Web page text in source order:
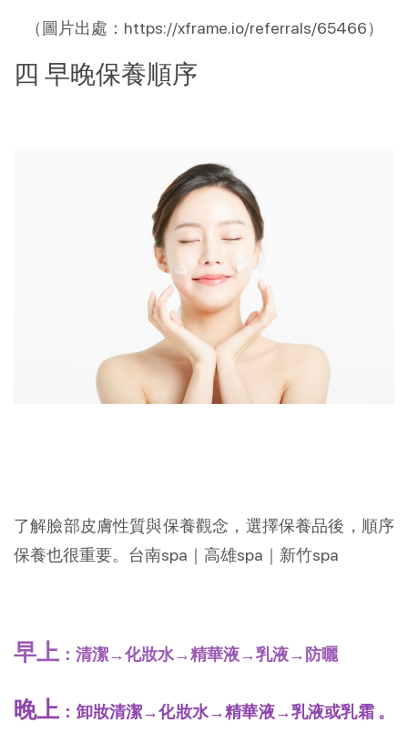
（圖片出處：https://xframe.io/referrals/65466）
四 早晚保養順序
了解臉部皮膚性質與保養觀念，選擇保養品後，順序
保養也很重要。台南spa｜高雄spa｜新竹spa
早上 ：清潔→化妝水→精華液→乳液→防曬
晚上 ：卸妝清潔→化妝水→精華液→乳液或乳霜 。